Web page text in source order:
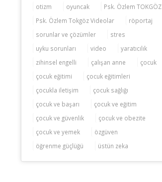
otizm
oyuncak
Psk. Özlem TOKGÖZ
Psk. Özlem Tokgöz Videolar
röportaj
sorunlar ve çözümler
stres
uyku sorunları
video
yaratıcılık
zihinsel engelli
çalışan anne
çocuk
çocuk eğitimi
çocuk eğitimleri
çocukla iletişim
çocuk sağlığı
çocuk ve başarı
çocuk ve eğitim
çocuk ve güvenlik
çocuk ve obezite
çocuk ve yemek
özgüven
öğrenme güçlüğü
üstün zeka